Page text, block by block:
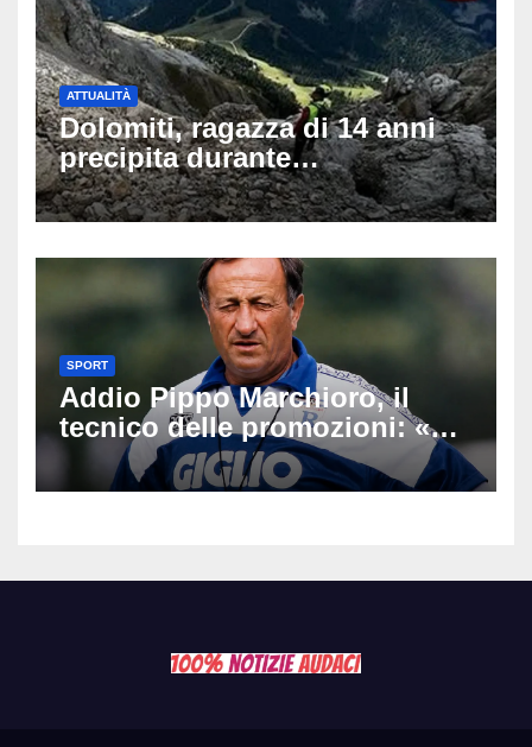
ATTUALITÀ
Dolomiti, ragazza di 14 anni
precipita durante
un’escursione: tragedia sul
Latemar davanti alla famiglia
SPORT
Addio Pippo Marchioro, il
tecnico delle promozioni: «Ha
scritto pagine indimenticabili
del nostro calcio»